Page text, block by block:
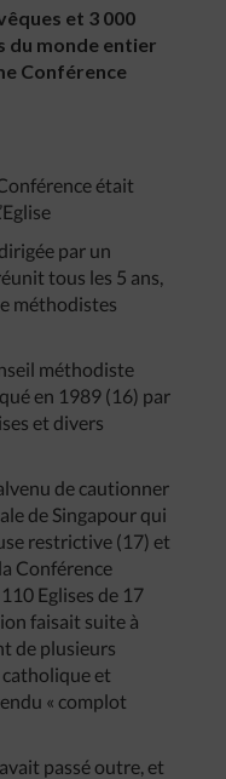
et 3 000
du monde entier
Conférence
était
par un
tous les 5 ans,
méthodistes
méthodiste
en 1989 (16) par
et divers
de cautionner
de Singapour qui
restrictive (17) et
Conférence
Eglises de 17
faisait suite à
de plusieurs
catholique et
« complot
passé outre, et